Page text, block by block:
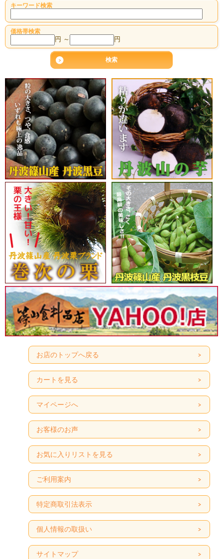
キーワード検索
価格帯検索
円 ～ 円
お店のトップへ戻る
カートを見る
マイページへ
お客様のお声
お気に入りリストを見る
ご利用案内
特定商取引法表示
個人情報の取扱い
サイトマップ